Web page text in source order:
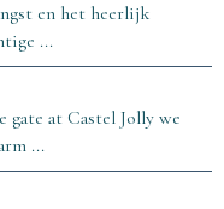
en het heerlijk
...
at Castel Jolly we
...